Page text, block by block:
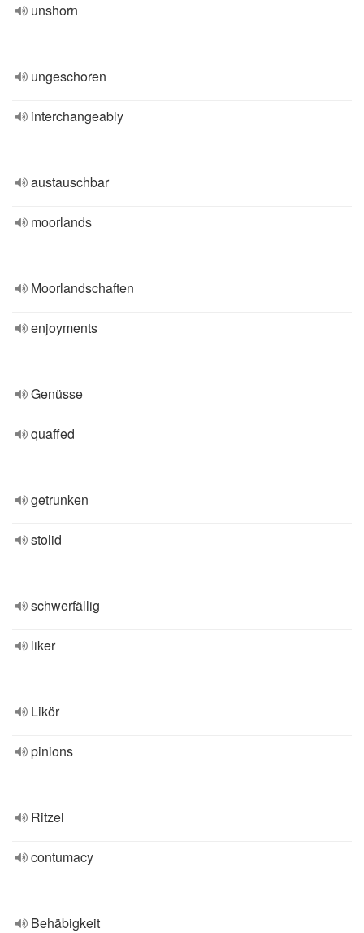
unshorn
ungeschoren
interchangeably
austauschbar
moorlands
Moorlandschaften
enjoyments
Genüsse
quaffed
getrunken
stolid
schwerfällig
liker
Likör
pinions
Ritzel
contumacy
Behäbigkeit